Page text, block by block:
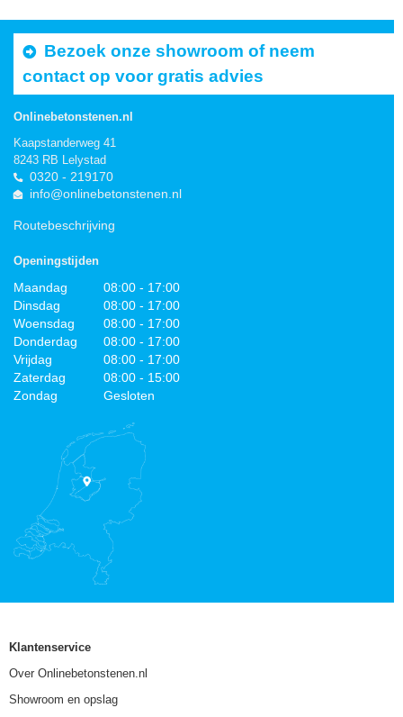
Bezoek onze showroom of neem
contact op voor gratis advies
Onlinebetonstenen.nl
Kaapstanderweg 41
8243 RB Lelystad
0320 - 219170
info@onlinebetonstenen.nl
Routebeschrijving
Openingstijden
Maandag
08:00 - 17:00
Dinsdag
08:00 - 17:00
Woensdag
08:00 - 17:00
Donderdag
08:00 - 17:00
Vrijdag
08:00 - 17:00
Zaterdag
08:00 - 15:00
Zondag
Gesloten
Klantenservice
Over Onlinebetonstenen.nl
Showroom en opslag